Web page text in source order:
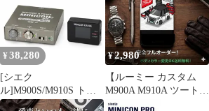
iPhone17ProMax
iPhoneAir iPhone16
iPhone16e 対応
ニターセット
¥ 38,280
[シエク
ル]M900S/M910S トー
ル_1KR-VET(TC)
¥2,980
【ルーミー カスタム
M900A M910A ツートン
ブラック 】iPhone スマ